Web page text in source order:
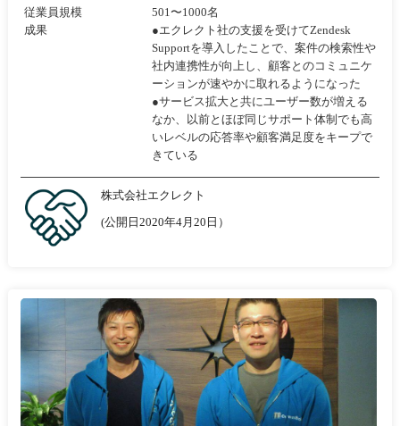
従業員規模
501〜1000名
成果
●エクレクト社の支援を受けてZendesk
Supportを導入したことで、案件の検索性や
社内連携性が向上し、顧客とのコミュニケ
ーションが速やかに取れるようになった
●サービス拡大と共にユーザー数が増える
なか、以前とほぼ同じサポート体制でも高
いレベルの応答率や顧客満足度をキープで
きている
株式会社エクレクト
(公開日2020年4月20日）